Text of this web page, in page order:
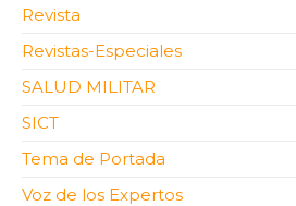
Revista
Revistas-Especiales
SALUD MILITAR
SICT
Tema de Portada
Voz de los Expertos